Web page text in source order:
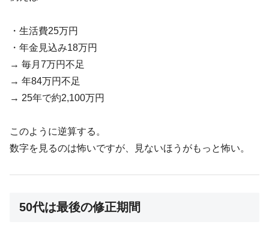
・生活費25万円
・年金見込み18万円
→ 毎月7万円不足
→ 年84万円不足
→ 25年で約2,100万円
このように逆算する。
数字を見るのは怖いですが、見ないほうがもっと怖い。
50代は最後の修正期間